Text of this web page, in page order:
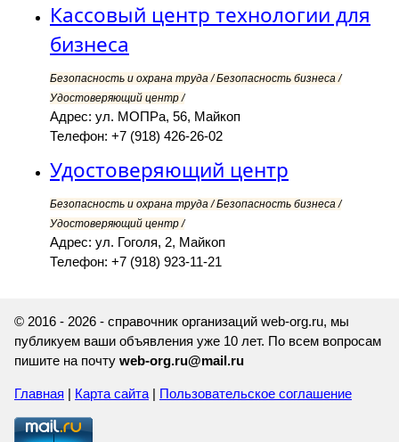
Кассовый центр технологии для
бизнеса
Безопасность и охрана труда / Безопасность бизнеса /
Удостоверяющий центр /
Адрес: ул. МОПРа, 56, Майкоп
Телефон: +7 (918) 426-26-02
Удостоверяющий центр
Безопасность и охрана труда / Безопасность бизнеса /
Удостоверяющий центр /
Адрес: ул. Гоголя, 2, Майкоп
Телефон: +7 (918) 923-11-21
© 2016 - 2026 - справочник организаций web-org.ru, мы
публикуем ваши объявления уже 10 лет. По всем вопросам
пишите на почту web-org.ru@mail.ru
Главная | Карта сайта| Пользовательское соглашение